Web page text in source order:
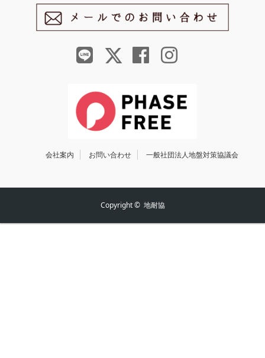
会社案内 お問い合わせ 一般社団法人地盤対策協議会
Copyright © 地耐協